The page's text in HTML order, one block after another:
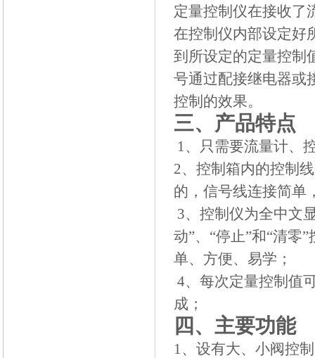
定量控制仪在接收了
在控制仪内部设定好
到所设定的定量控制
号通过配接继电器或
控制的效果。
三、产品特点
1、只需要流量计、
2、控制箱内的控制
的，信号线连接简单
3、控制仪为全中文
动”、“停止”和“清零
单、方便、易学；
4、每次定量控制值
成；
四、主要功能
1、设有大、小阀控